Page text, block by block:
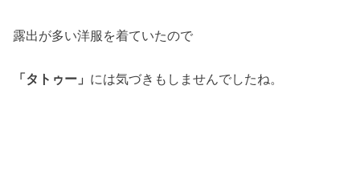
露出が多い洋服を着ていたので
「タトゥー」 には気づきもしませんでしたね。